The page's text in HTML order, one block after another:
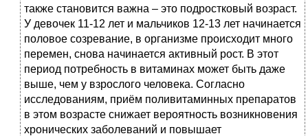
также становится важна – это подростковый возраст.
У девочек 11-12 лет и мальчиков 12-13 лет начинается
половое созревание, в организме происходит много
перемен, снова начинается активный рост. В этот
период потребность в витаминах может быть даже
выше, чем у взрослого человека. Согласно
исследованиям, приём поливитаминных препаратов
в этом возрасте снижает вероятность возникновения
хронических заболеваний и повышает